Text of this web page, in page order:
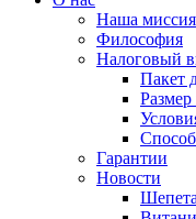
Наша миссия
Философия
Налоговый
Пакет
Гарантии
Новости